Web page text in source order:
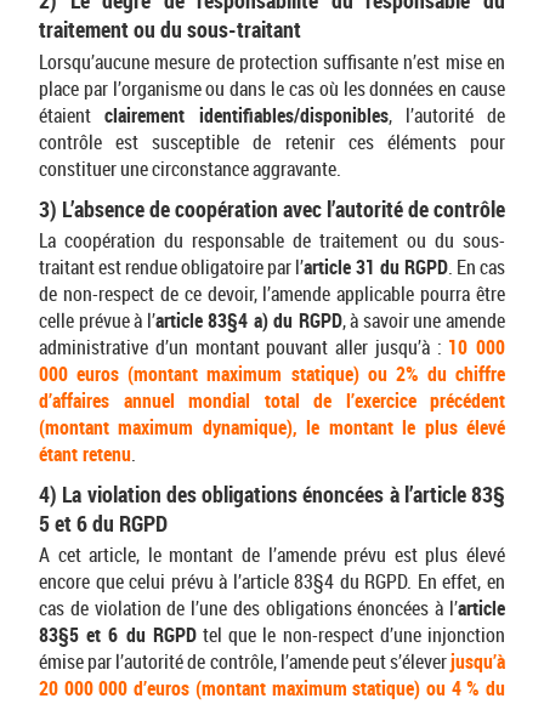
traitement ou du sous-traitant
Lorsqu’aucune mesure de protection suffisante n’est mise en
place par l’organisme ou dans le cas où les données en cause
étaient clairement identifiables/disponibles, l’autorité de
contrôle est susceptible de retenir ces éléments pour
constituer une circonstance aggravante.
3) L’absence de coopération avec l’autorité de contrôle
La coopération du responsable de traitement ou du sous-
traitant est rendue obligatoire par l’article 31 du RGPD. En cas
de non-respect de ce devoir, l’amende applicable pourra être
celle prévue à l’article 83§4 a) du RGPD, à savoir une amende
administrative d’un montant pouvant aller jusqu’à : 10 000
000 euros (montant maximum statique) ou 2% du chiffre
d’affaires annuel mondial total de l’exercice précédent
(montant maximum dynamique), le montant le plus élevé
étant retenu.
4) La violation des obligations énoncées à l’article 83§
5 et 6 du RGPD
A cet article, le montant de l’amende prévu est plus élevé
encore que celui prévu à l’article 83§4 du RGPD. En effet, en
cas de violation de l’une des obligations énoncées à l’article
83§5 et 6 du RGPDtel que le non-respect d’une injonction
émise par l’autorité de contrôle, l’amende peut s’éleverjusqu’à
20 000 000 d’euros (montant maximum statique) ou 4 % du